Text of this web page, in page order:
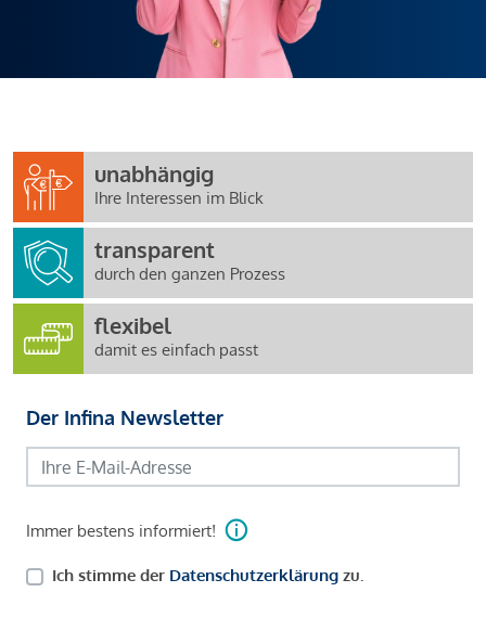
unabhängig
Ihre Interessen im Blick
transparent
durch den ganzen Prozess
flexibel
damit es einfach passt
Der Infina Newsletter
Immer bestens informiert!
Ich stimme der Datenschutzerklärung zu.